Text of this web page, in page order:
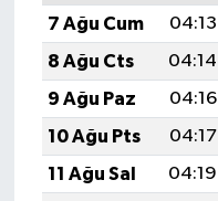
7 Ağu Cum
04:13
8 Ağu Cts
04:14
9 Ağu Paz
04:16
10 Ağu Pts
04:17
11 Ağu Sal
04:19